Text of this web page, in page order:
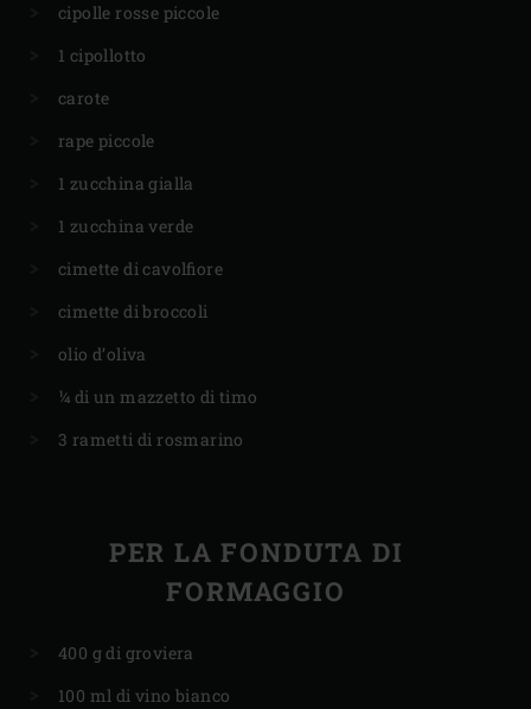
cipolle rosse piccole
1 cipollotto
carote
rape piccole
1 zucchina gialla
1 zucchina verde
cimette di cavolfiore
cimette di broccoli
olio d’oliva
¼ di un mazzetto di timo
3 rametti di rosmarino
PER LA FONDUTA DI
FORMAGGIO
400 g di groviera
100 ml di vino bianco